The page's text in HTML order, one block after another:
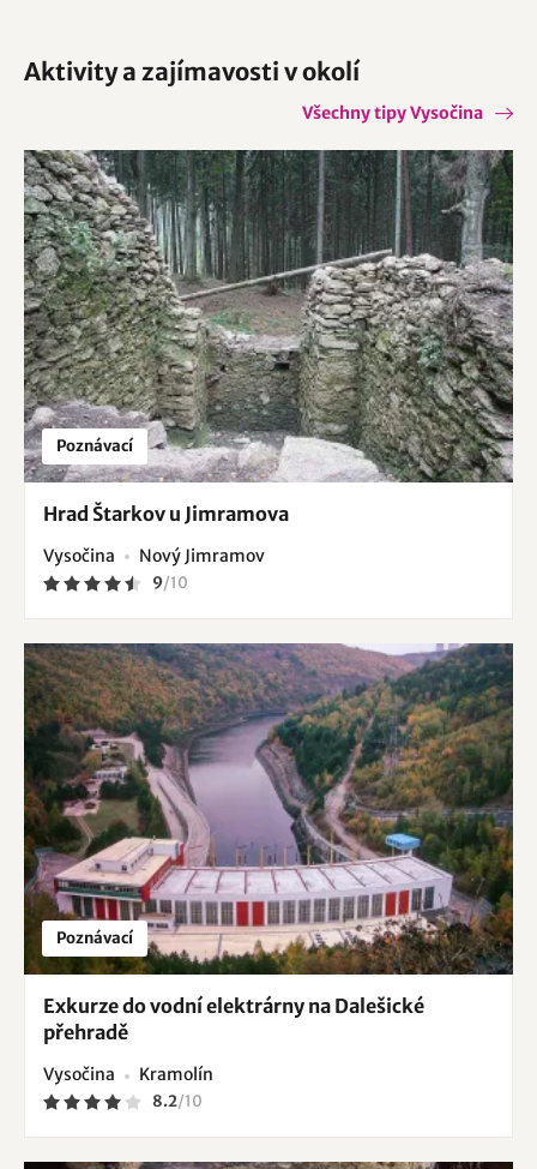
Aktivity a zajímavosti v okolí
Všechny tipy Vysočina
Poznávací
Hrad Štarkov u Jimramova
Vysočina Nový Jimramov
9/10
Poznávací
Exkurze do vodní elektrárny na Dalešické
přehradě
Vysočina Kramolín
8.2/10